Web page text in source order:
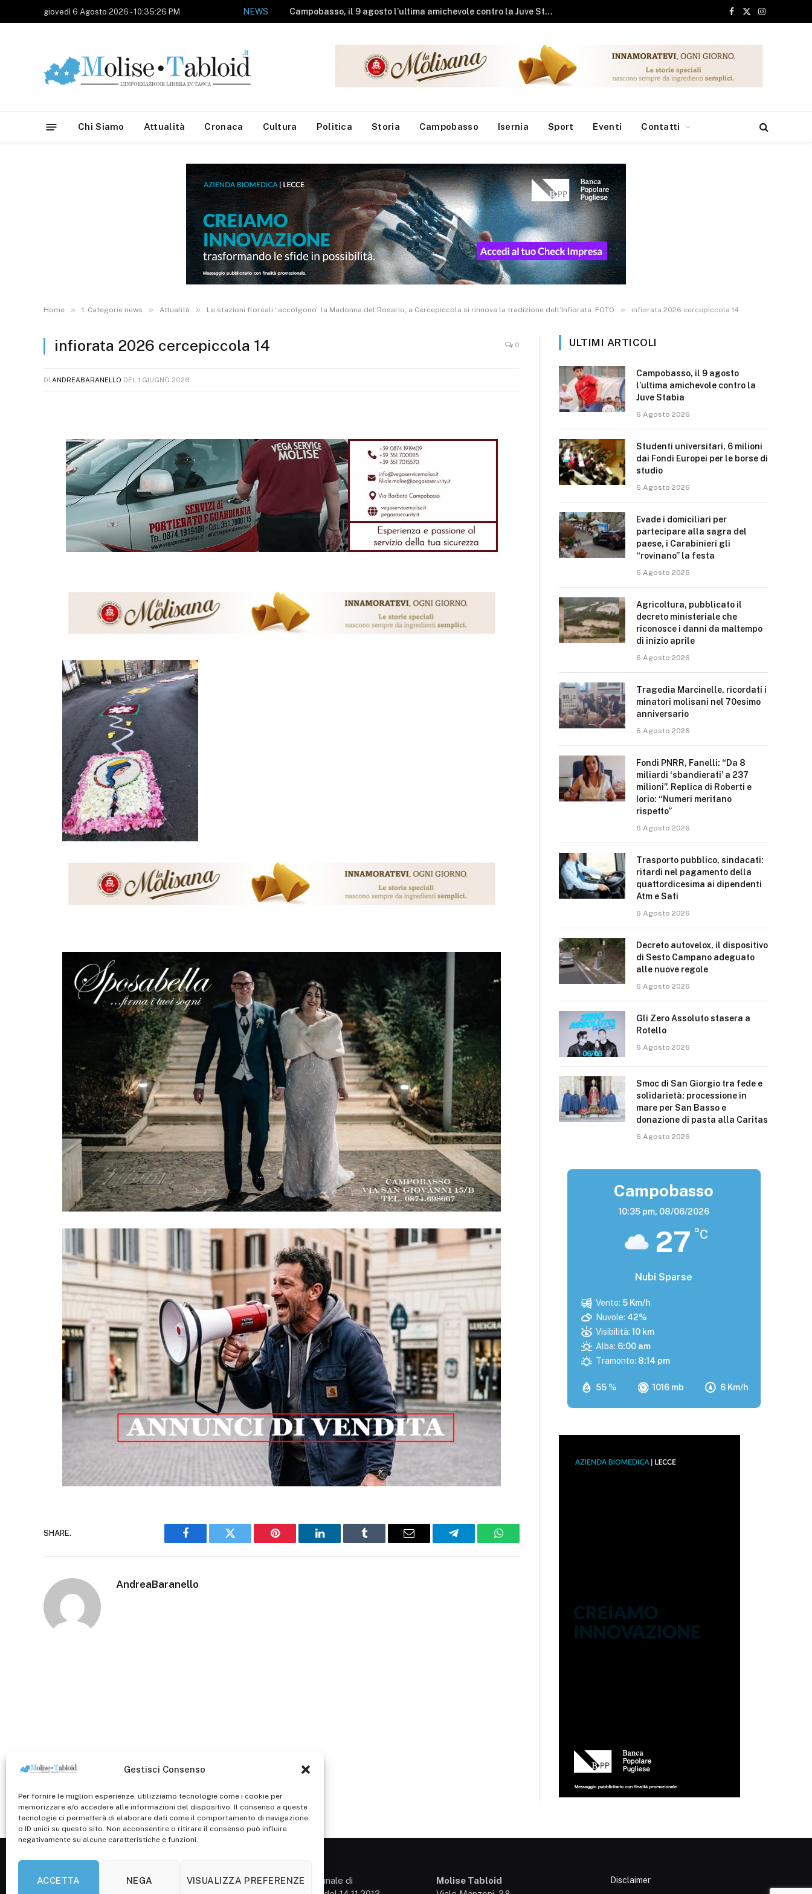
Gestisci Consenso
Per fornire le migliori esperienze, utilizziamo tecnologie come i cookie per
memorizzare e/o accedere alle informazioni del dispositivo. Il consenso a queste
tecnologie ci permetterà di elaborare dati come il comportamento di navigazione
o ID unici su questo sito. Non acconsentire o ritirare il consenso può influire
negativamente su alcune caratteristiche e funzioni.
ACCETTA NEGA VISUALIZZA PREFERENZE
giovedì 6 Agosto 2026 - 10:35:26 PM NEWS Studenti universitari, 6 milioni dai Fondi Europei per le borse di studio
Facebook
X
Instagram
Chi Siamo Attualità Cronaca Cultura Politica Storia Campobasso Isernia Sport Eventi Contatti
Home » 1. Categorie news » Attualità » Le stazioni floreali “accolgono” la Madonna del Rosario, a Cercepiccola si rinnova la tradizione dell’Infiorata. FOTO » infiorata 2026 cercepiccola 14
infiorata 2026 cercepiccola 14 0
DI ANDREABARANELLO DEL 1 GIUGNO 2026
SHARE.
Facebook Twitter Pinterest LinkedIn Tumblr Email Telegram WhatsApp
AndreaBaranello
ULTIMI ARTICOLI
Campobasso, il 9 agosto
l’ultima amichevole contro la
Juve Stabia
6 Agosto 2026
Studenti universitari, 6 milioni
dai Fondi Europei per le borse di
studio
6 Agosto 2026
Evade i domiciliari per
partecipare alla sagra del
paese, i Carabinieri gli
“rovinano” la festa
6 Agosto 2026
Agricoltura, pubblicato il
decreto ministeriale che
riconosce i danni da maltempo
di inizio aprile
6 Agosto 2026
Tragedia Marcinelle, ricordati i
minatori molisani nel 70esimo
anniversario
6 Agosto 2026
Fondi PNRR, Fanelli: “Da 8
miliardi ‘sbandierati’ a 237
milioni”. Replica di Roberti e
Iorio: “Numeri meritano
rispetto”
6 Agosto 2026
Trasporto pubblico, sindacati:
ritardi nel pagamento della
quattordicesima ai dipendenti
Atm e Sati
6 Agosto 2026
Decreto autovelox, il dispositivo
di Sesto Campano adeguato
alle nuove regole
6 Agosto 2026
Gli Zero Assoluto stasera a
Rotello
6 Agosto 2026
Smoc di San Giorgio tra fede e
solidarietà: processione in
mare per San Basso e
donazione di pasta alla Caritas
6 Agosto 2026
Campobasso
10:35 pm, 08/06/2026
27 °C
Nubi Sparse
55 % 1016 mb 6 Km/h
Vento: 5 Km/h
Nuvole: 42%
Visibilità: 10 km
Alba: 6:00 am
Tramonto: 8:14 pm
Registr. presso il Tribunale di
Molise Tabloid
Disclaimer